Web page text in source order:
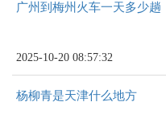
广州到梅州火车一天多少趟
2025-10-20 08:57:32
杨柳青是天津什么地方